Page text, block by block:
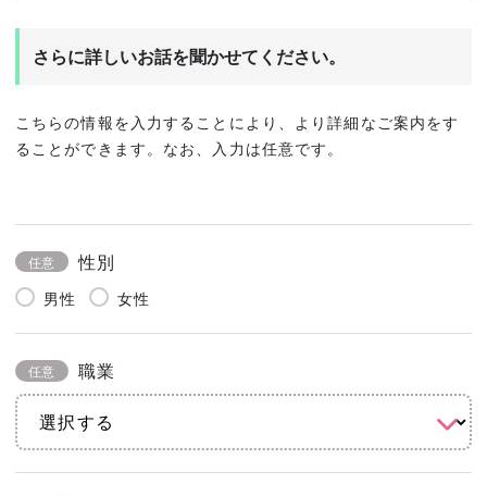
さらに詳しいお話を聞かせてください。
こちらの情報を入力することにより、より詳細なご案内をす
ることができます。なお、入力は任意です。
任意 性別
男性 女性
任意 職業